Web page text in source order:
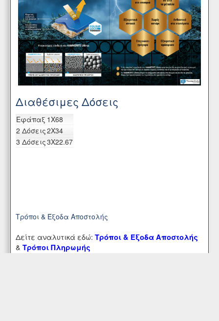
Διαθέσιμες Δόσεις
Eφάπαξ 1X68
2 Δόσεις2X34
3 Δόσεις3X22.67
Τρόποι & Έξοδα Αποστολής
Δείτε αναλυτικά εδώ: Τρόποι & Έξοδα Αποστολής
& Τρόποι Πληρωμής